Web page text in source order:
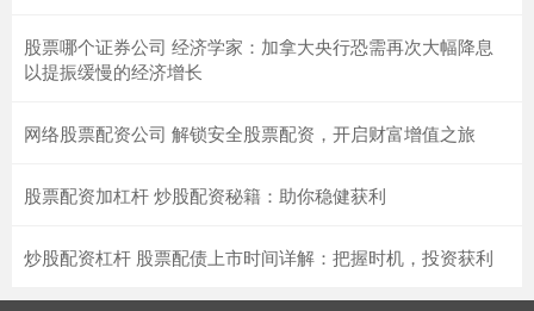
股票哪个证券公司 经济学家：加拿大央行恐需再次大幅降息
以提振缓慢的经济增长
网络股票配资公司 解锁安全股票配资，开启财富增值之旅
股票配资加杠杆 炒股配资秘籍：助你稳健获利
炒股配资杠杆 股票配债上市时间详解：把握时机，投资获利